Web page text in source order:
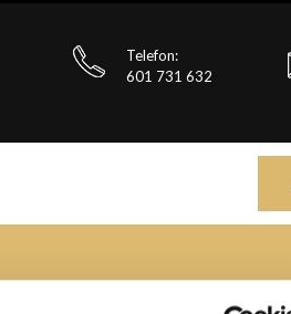
Telefon:
601 731 632